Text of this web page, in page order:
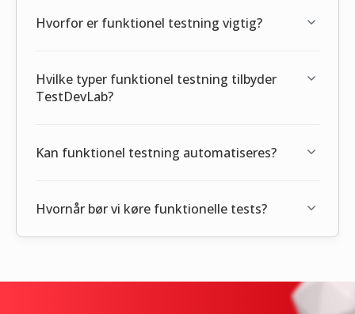
Hvorfor er funktionel testning vigtig?
Hvilke typer funktionel testning tilbyder
TestDevLab?
Kan funktionel testning automatiseres?
Hvornår bør vi køre funktionelle tests?